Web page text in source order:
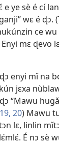
ye sè é cí
wɛ é ɖɔ. (
ce wu
Enyi mɛ ɖevo
enyi mǐ na
jɛxa
“Mawu
20) Mawu
lɛ, linlin
É nɔ sè